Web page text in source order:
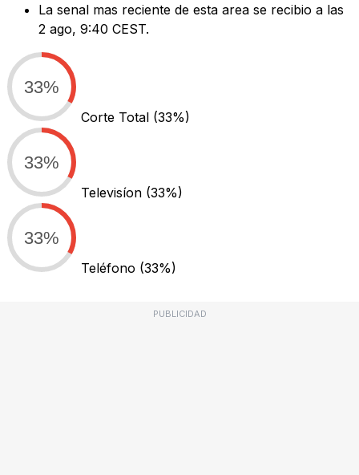
La senal mas reciente de esta area se recibio a las
2 ago, 9:40 CEST.
33%
Corte Total (33%)
33%
Televisíon (33%)
33%
Teléfono (33%)
PUBLICIDAD